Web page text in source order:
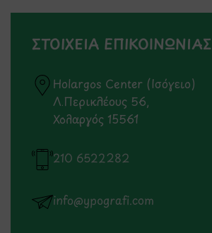
ΣΤΟΙΧΕΙΑ ΕΠΙΚΟΙΝΩΝΙΑΣ
Holargos Center (Ισόγειο)
Λ.Περικλέους 56,
Χολαργός 15561
210 6522282
info@ypografi.com